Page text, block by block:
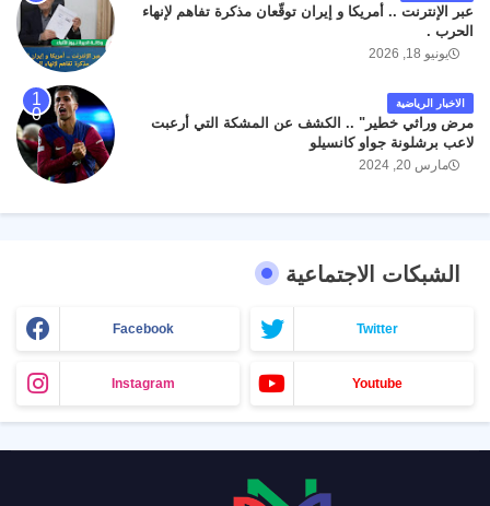
عبر الإنترنت .. أمريكا و إيران توقّعان مذكرة تفاهم لإنهاء
الحرب .
يونيو 18, 2026
الاخبار الرياضية
مرض وراثي خطير" .. الكشف عن المشكة التي أرعبت
لاعب برشلونة جواو كانسيلو
مارس 20, 2024
الشبكات الاجتماعية
Facebook Twitter
Instagram Youtube